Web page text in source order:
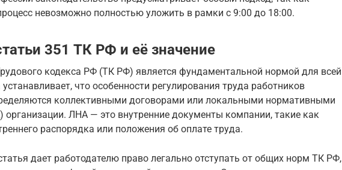
невозможно полностью уложить в рамки с 9:00 до 18:00.
351 ТК РФ и её значение
кодекса РФ (ТК РФ) является фундаментальной нормой для всей
что особенности регулирования труда работников
коллективными договорами или локальными нормативными
организации. ЛНА — это внутренние документы компании, такие как
распорядка или положения об оплате труда.
дает работодателю право легально отступать от общих норм ТК РФ,